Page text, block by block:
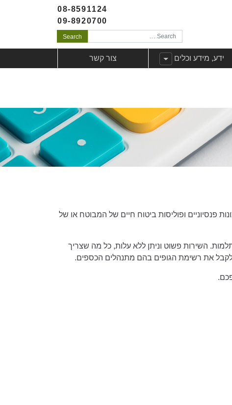
08-8591124
09-8920700
Search
לקוחות
ידע, מידע וכלים
הצג תפריט משנה עבורידע, מידע וכלים
צור קשר
חסכונות פנסיוניים ופוליסות ביטוח חיים של המבוטח או של
השירות פשוט וניתן ללא עלות, כל מה שצריך
ולקבל את רשימת הגופים בהם מתנהלים הכספים.